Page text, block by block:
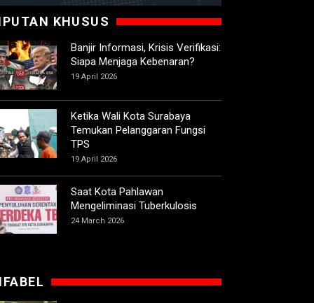
KHUSUS
Banjir Informasi, Krisis Verifikasi:
Siapa Menjaga Kebenaran?
19 April 2026
Ketika Wali Kota Surabaya
Temukan Pelanggaran Fungsi
TPS
19 April 2026
Saat Kota Pahlawan
Mengeliminasi Tuberkulosis
24 March 2026